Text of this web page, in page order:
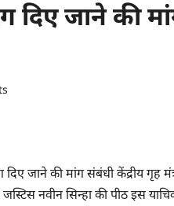
जाने की
जाने की मांग संबंधी केंद्रीय गृह
नवीन सिन्हा की पीठ इस